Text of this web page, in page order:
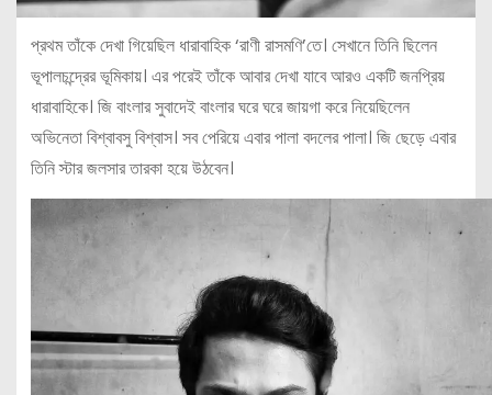
প্রথম তাঁকে দেখা গিয়েছিল ধারাবাহিক ‘রাণী রাসমণি’তে। সেখানে তিনি ছিলেন
ভূপালচন্দ্রের ভূমিকায়। এর পরেই তাঁকে আবার দেখা যাবে আরও একটি জনপ্রিয়
ধারাবাহিকে। জি বাংলার সুবাদেই বাংলার ঘরে ঘরে জায়গা করে নিয়েছিলেন
অভিনেতা বিশ্বাবসু বিশ্বাস। সব পেরিয়ে এবার পালা বদলের পালা। জি ছেড়ে এবার
তিনি স্টার জলসার তারকা হয়ে উঠবেন।